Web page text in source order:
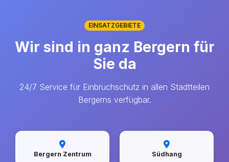
EINSATZGEBIETE
Wir sind in ganz Bergern für
Sie da
24/7 Service für Einbruchschutz in allen Stadtteilen
Bergerns verfügbar.
Bergern Zentrum Südhang